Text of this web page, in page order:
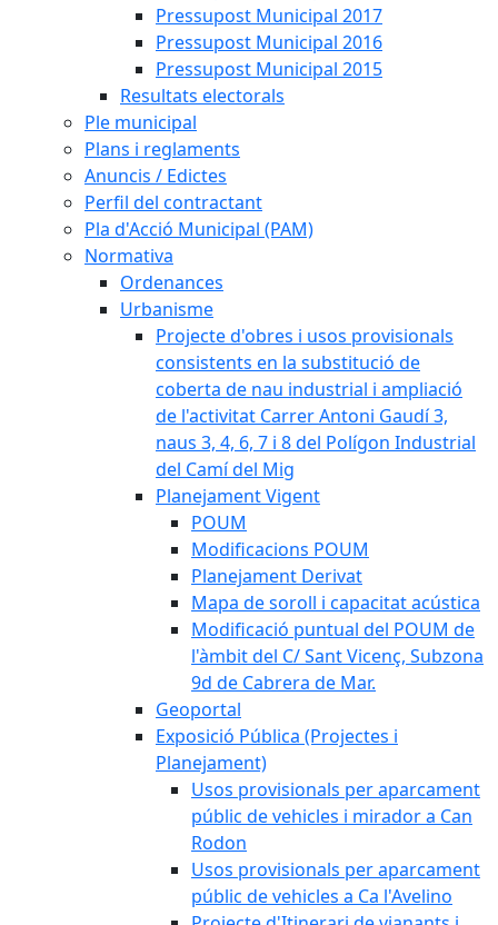
Pressupost Municipal 2017
Pressupost Municipal 2016
Pressupost Municipal 2015
Resultats electorals
Ple municipal
Plans i reglaments
Anuncis / Edictes
Perfil del contractant
Pla d'Acció Municipal (PAM)
Normativa
Ordenances
Urbanisme
Projecte d'obres i usos provisionals
consistents en la substitució de
coberta de nau industrial i ampliació
de l'activitat Carrer Antoni Gaudí 3,
naus 3, 4, 6, 7 i 8 del Polígon Industrial
del Camí del Mig
Planejament Vigent
POUM
Modificacions POUM
Planejament Derivat
Mapa de soroll i capacitat acústica
Modificació puntual del POUM de
l'àmbit del C/ Sant Vicenç, Subzona
9d de Cabrera de Mar.
Geoportal
Exposició Pública (Projectes i
Planejament)
Usos provisionals per aparcament
públic de vehicles i mirador a Can
Rodon
Usos provisionals per aparcament
públic de vehicles a Ca l'Avelino